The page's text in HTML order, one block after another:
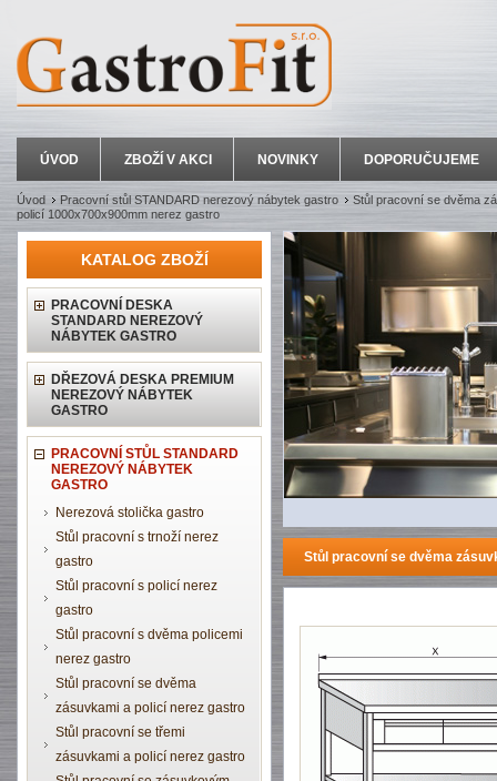
ÚVOD ZBOŽÍ V AKCI NOVINKY DOPORUČUJEME
Úvod Pracovní stůl STANDARD nerezový nábytek gastro
Stůl pracovní se dvěma
policí 1000x700x900mm nerez gastro
KATALOG ZBOŽÍ
PRACOVNÍ DESKA
STANDARD NEREZOVÝ
NÁBYTEK GASTRO
DŘEZOVÁ DESKA PREMIUM
NEREZOVÝ NÁBYTEK
GASTRO
PRACOVNÍ STŮL STANDARD
NEREZOVÝ NÁBYTEK
GASTRO
Nerezová stolička gastro
Stůl pracovní s trnoží nerez
gastro
Stůl pracovní s policí nerez
gastro
Stůl pracovní s dvěma policemi
nerez gastro
Stůl pracovní se dvěma
zásuvkami a policí nerez gastro
Stůl pracovní se třemi
zásuvkami a policí nerez gastro
Stůl pracovní se dvěma